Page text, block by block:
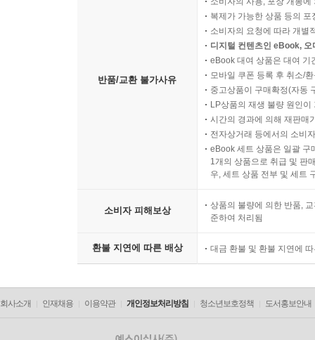
반품/교환 불가사유
복제가 가능한 상품 등의
소비자의 요청에 따라 개별
디지털 컨텐츠인 eBook,
eBook 대여 상품은 대여 기
모바일 쿠폰 등록 후 취소/
중고상품이 구매확정(자동
LP상품의 재생 불량 원인
시간의 경과에 의해 재판매
전자상거래 등에서의 소비
eBook 세트 상품은 일괄 구
1개의 상품으로 취급 및 판
우, 세트 상품 전부 및 세트
소비자 피해보상
상품의 불량에 의한 반품,
준하여 처리됨
환불 지연에 따른 배상 대금 환불 및 환불 지연에
회사소개 인재채용 이용약관 개인정보처리방침 청소년보호정책 도서홍보안내